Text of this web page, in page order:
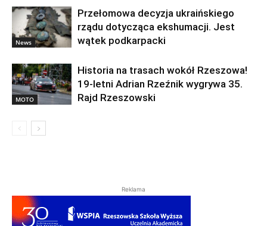
News
Przełomowa decyzja ukraińskiego
rządu dotycząca ekshumacji. Jest
wątek podkarpacki
MOTO
Historia na trasach wokół Rzeszowa!
19-letni Adrian Rzeźnik wygrywa 35.
Rajd Rzeszowski
Reklama